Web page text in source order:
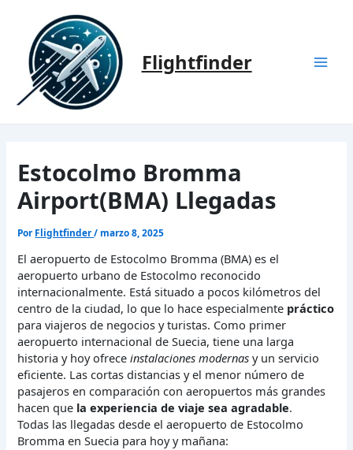
contenido
Flightfinder
Estocolmo Bromma
Airport(BMA) Llegadas
Por Flightfinder/ marzo 8, 2025
El aeropuerto de Estocolmo Bromma (BMA) es el
aeropuerto urbano de Estocolmo reconocido
internacionalmente. Está situado a pocos kilómetros del
centro de la ciudad, lo que lo hace especialmente práctico
para viajeros de negocios y turistas. Como primer
aeropuerto internacional de Suecia, tiene una larga
historia y hoy ofreceinstalaciones modernas y un servicio
eficiente. Las cortas distancias y el menor número de
pasajeros en comparación con aeropuertos más grandes
hacen que la experiencia de viaje sea agradable.
Todas las llegadas desde el aeropuerto de Estocolmo
Bromma en Suecia para hoy y mañana: